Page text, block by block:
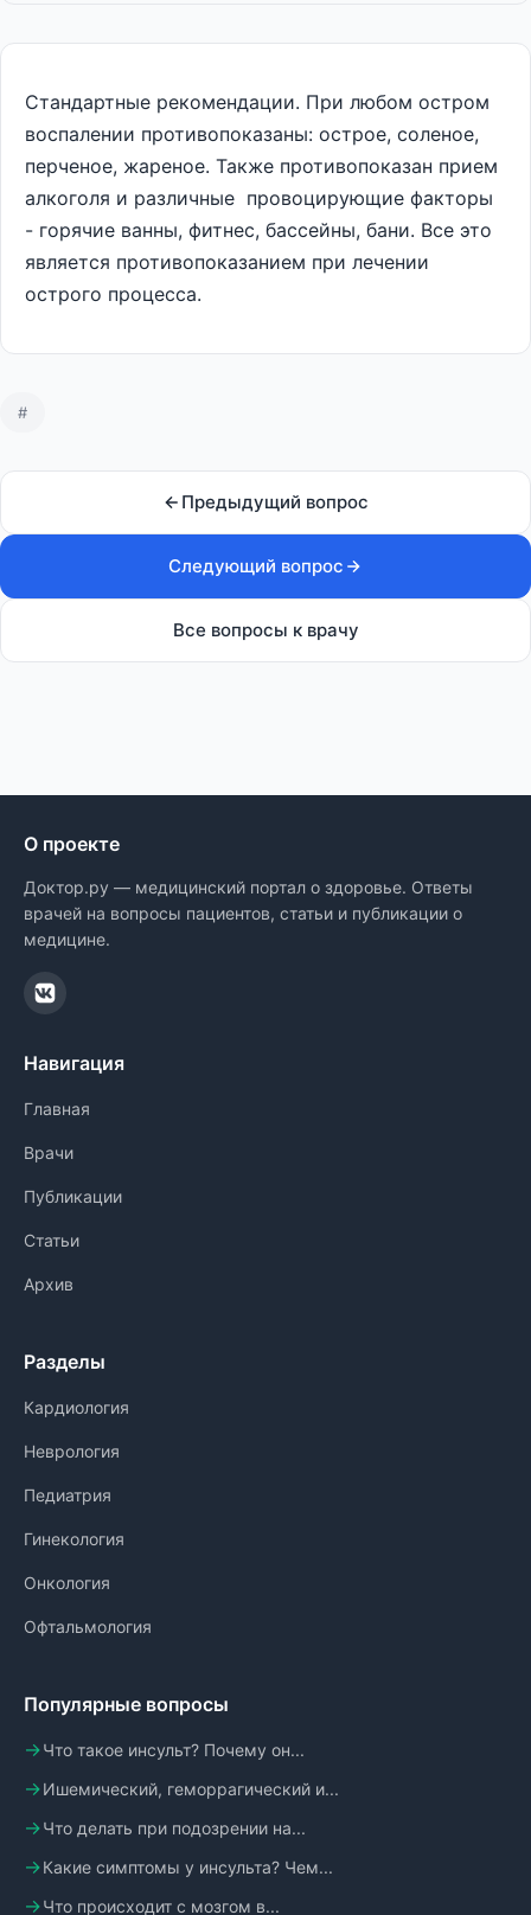
Стандартные рекомендации. При любом остром
воспалении противопоказаны: острое, соленое,
перченое, жареное. Также противопоказан прием
алкоголя и различные провоцирующие факторы
- горячие ванны, фитнес, бассейны, бани. Все это
является противопоказанием при лечении
острого процесса.
#
Предыдущий вопрос
Следующий вопрос
Все вопросы к врачу
О проекте
Доктор.ру — медицинский портал о здоровье. Ответы
врачей на вопросы пациентов, статьи и публикации о
медицине.
Навигация
Главная
Врачи
Публикации
Статьи
Архив
Разделы
Кардиология
Неврология
Педиатрия
Гинекология
Онкология
Офтальмология
Популярные вопросы
Что такое инсульт? Почему он...
Ишемический, геморрагический и...
Что делать при подозрении на...
Какие симптомы у инсульта? Чем...
Что происходит с мозгом в...